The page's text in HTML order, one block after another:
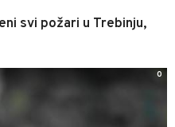
svi požari u Trebinju,
0